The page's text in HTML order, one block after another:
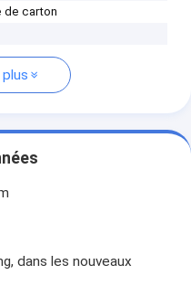
de carton
dans les nouveaux